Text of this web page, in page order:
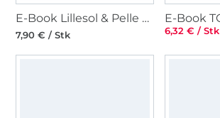
E-Book Lillesol & Pelle T-Shirt Damen Luma
7,90 € / Stk 6,32 € / Stk